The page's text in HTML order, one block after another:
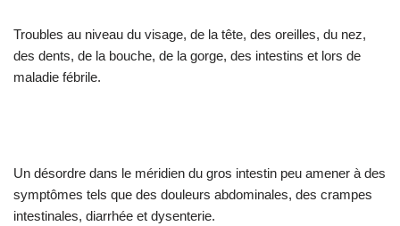
Troubles au niveau du visage, de la tête, des oreilles, du nez,
des dents, de la bouche, de la gorge, des intestins et lors de
maladie fébrile.
Un désordre dans le méridien du gros intestin peu amener à des
symptômes tels que des douleurs abdominales, des crampes
intestinales, diarrhée et dysenterie.